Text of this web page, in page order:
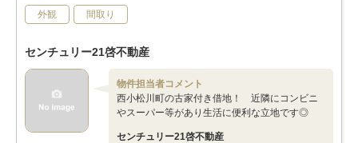
外観 間取り
センチュリー21啓不動産
物件担当者コメント
西小松川町の古家付き借地！ 近隣にコンビニ
やスーパー等があり生活に便利な立地です◎
センチュリー21啓不動産